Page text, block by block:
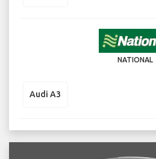
NATIONAL
Audi A3